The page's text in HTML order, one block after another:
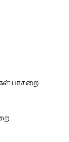
பாசறை